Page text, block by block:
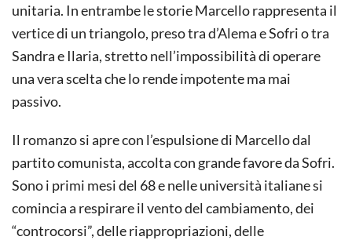
unitaria. In entrambe le storie Marcello rappresenta il
vertice di un triangolo, preso tra d’Alema e Sofri o tra
Sandra e Ilaria, stretto nell’impossibilità di operare
una vera scelta che lo rende impotente ma mai
passivo.
Il romanzo si apre con l’espulsione di Marcello dal
partito comunista, accolta con grande favore da Sofri.
Sono i primi mesi del 68 e nelle università italiane si
comincia a respirare il vento del cambiamento, dei
“controcorsi”, delle riappropriazioni, delle